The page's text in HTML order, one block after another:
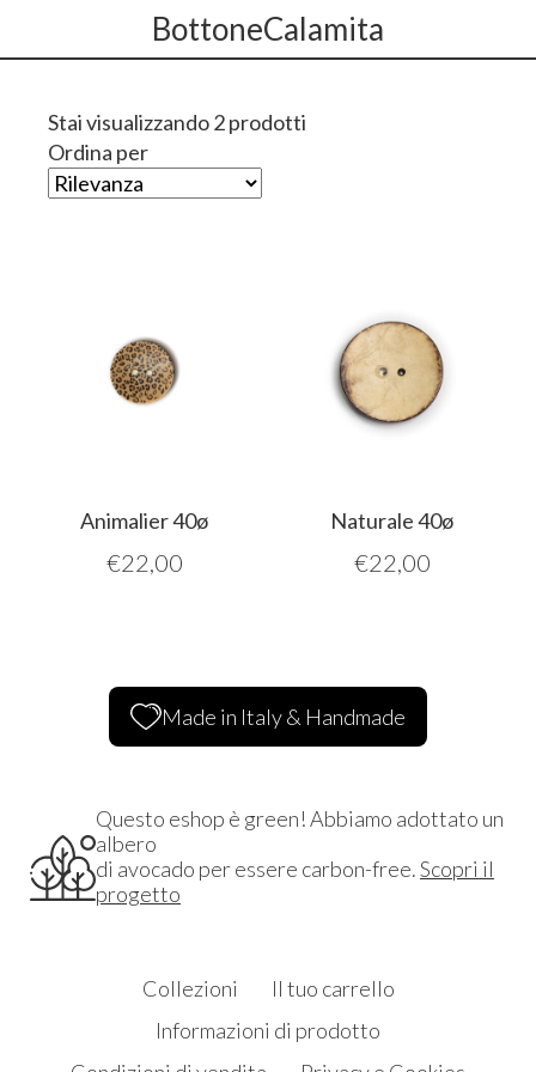
BottoneCalamita
Stai visualizzando 2 prodotti
Ordina per
Animalier 40ø
€22,00
Naturale 40ø
€22,00
Made in Italy & Handmade
Questo eshop è green! Abbiamo adottato un
albero
di avocado per essere carbon-free.Scopri il
progetto
Collezioni
Il tuo carrello
Informazioni di prodotto